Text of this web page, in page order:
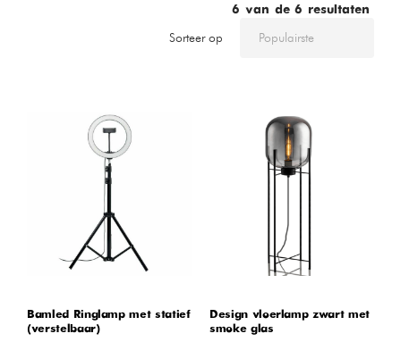
6 van de 6 resultaten
Sorteer op
Bamled Ringlamp met statief
(verstelbaar)
Design vloerlamp zwart met
smoke glas